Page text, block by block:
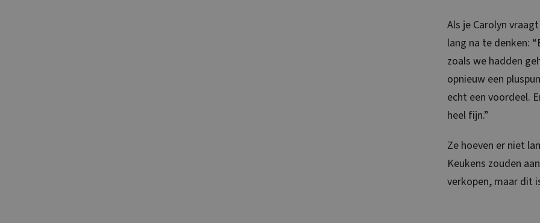
Als je Carolyn
lang na te denken:
zoals we hadden
opnieuw een
echt een voordeel.
heel fijn.”
Ze hoeven er niet
Keukens zouden
verkopen, maar dit